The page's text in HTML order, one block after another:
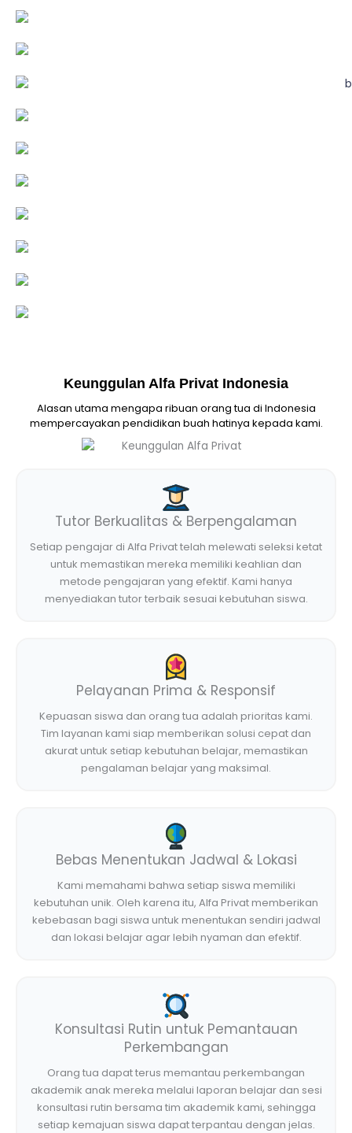
Keunggulan Alfa Privat Indonesia
Alasan utama mengapa ribuan orang tua di Indonesia
mempercayakan pendidikan buah hatinya kepada kami.
Tutor Berkualitas & Berpengalaman
Setiap pengajar di Alfa Privat telah melewati seleksi ketat
untuk memastikan mereka memiliki keahlian dan
metode pengajaran yang efektif. Kami hanya
menyediakan tutor terbaik sesuai kebutuhan siswa.
Pelayanan Prima & Responsif
Kepuasan siswa dan orang tua adalah prioritas kami.
Tim layanan kami siap memberikan solusi cepat dan
akurat untuk setiap kebutuhan belajar, memastikan
pengalaman belajar yang maksimal.
Bebas Menentukan Jadwal & Lokasi
Kami memahami bahwa setiap siswa memiliki
kebutuhan unik. Oleh karena itu, Alfa Privat memberikan
kebebasan bagi siswa untuk menentukan sendiri jadwal
dan lokasi belajar agar lebih nyaman dan efektif.
Konsultasi Rutin untuk Pemantauan
Perkembangan
Orang tua dapat terus memantau perkembangan
akademik anak mereka melalui laporan belajar dan sesi
konsultasi rutin bersama tim akademik kami, sehingga
setiap kemajuan siswa dapat terpantau dengan jelas.